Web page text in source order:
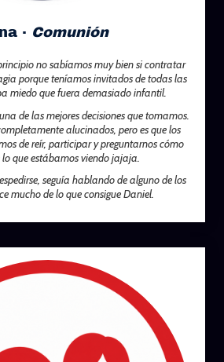
· Comunión
no sabíamos muy bien si contratar
porque teníamos invitados de todas las
miedo que fuera demasiado infantil.
de las mejores decisiones que tomamos.
alucinados, pero es que los
de reír, participar y preguntarnos cómo
lo que estábamos viendo jajaja.
seguía hablando de alguno de los
mucho de lo que consigue Daniel.